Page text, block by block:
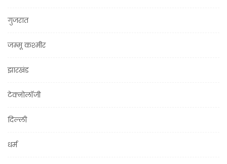
गुजरात
जम्मू कश्मीर
झारखंड
टेक्नोलॉजी
दिल्ली
धर्म